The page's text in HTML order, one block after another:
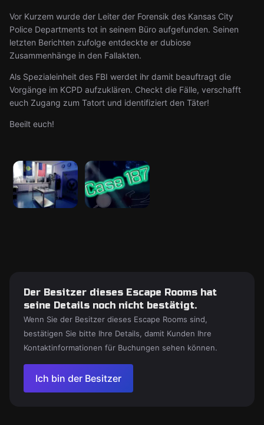
Vor Kurzem wurde der Leiter der Forensik des Kansas City
Police Departments tot in seinem Büro aufgefunden. Seinen
letzten Berichten zufolge entdeckte er dubiose
Zusammenhänge in den Fallakten.
Als Spezialeinheit des FBI werdet ihr damit beauftragt die
Vorgänge im KCPD aufzuklären. Checkt die Fälle, verschafft
euch Zugang zum Tatort und identifiziert den Täter!
Beeilt euch!
Der Besitzer dieses Escape Rooms hat
seine Details noch nicht bestätigt.
Wenn Sie der Besitzer dieses Escape Rooms sind,
bestätigen Sie bitte Ihre Details, damit Kunden Ihre
Kontaktinformationen für Buchungen sehen können.
Ich bin der Besitzer